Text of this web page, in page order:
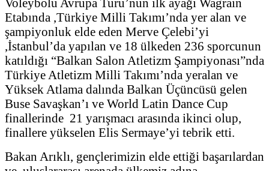
Voleybolu Avrupa Turu’nun ilk ayağı Wagrain
Etabında ,Türkiye Milli Takımı’nda yer alan ve
şampiyonluk elde eden Merve Çelebi’yi
,İstanbul’da yapılan ve 18 ülkeden 236 sporcunun
katıldığı “Balkan Salon Atletizm Şampiyonası”nda
Türkiye Atletizm Milli Takımı’nda yeralan ve
Yüksek Atlama dalında Balkan Üçüncüsü gelen
Buse Savaşkan’ı ve World Latin Dance Cup
finallerinde 21 yarışmacı arasında ikinci olup,
finallere yükselen Elis Sermaye’yi tebrik etti.
Bakan Arıklı, gençlerimizin elde ettiği başarılardan